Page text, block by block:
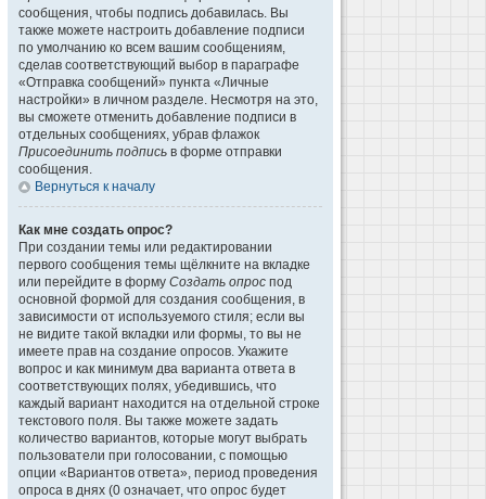
сообщения, чтобы подпись добавилась. Вы
также можете настроить добавление подписи
по умолчанию ко всем вашим сообщениям,
сделав соответствующий выбор в параграфе
«Отправка сообщений» пункта «Личные
настройки» в личном разделе. Несмотря на это,
вы сможете отменить добавление подписи в
отдельных сообщениях, убрав флажок
Присоединить подпись в форме отправки
сообщения.
Вернуться к началу
Как мне создать опрос?
При создании темы или редактировании
первого сообщения темы щёлкните на вкладке
или перейдите в форму Создать опрос под
основной формой для создания сообщения, в
зависимости от используемого стиля; если вы
не видите такой вкладки или формы, то вы не
имеете прав на создание опросов. Укажите
вопрос и как минимум два варианта ответа в
соответствующих полях, убедившись, что
каждый вариант находится на отдельной строке
текстового поля. Вы также можете задать
количество вариантов, которые могут выбрать
пользователи при голосовании, с помощью
опции «Вариантов ответа», период проведения
опроса в днях (0 означает, что опрос будет